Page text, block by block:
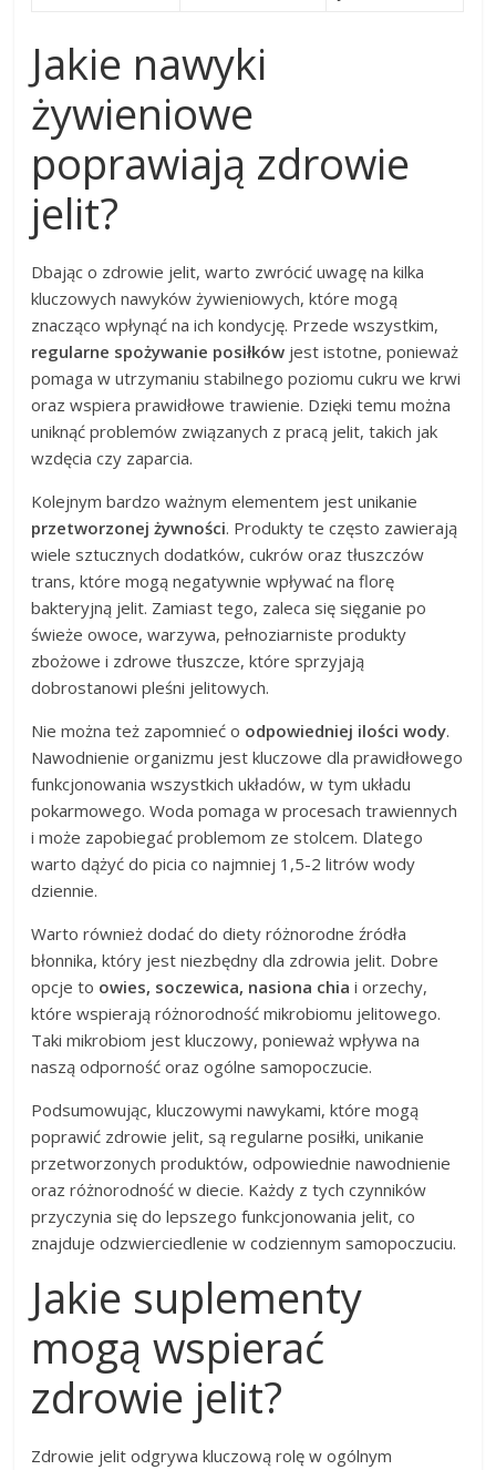
Jakie nawyki
żywieniowe
poprawiają zdrowie
jelit?
Dbając o zdrowie jelit, warto zwrócić uwagę na kilka
kluczowych nawyków żywieniowych, które mogą
znacząco wpłynąć na ich kondycję. Przede wszystkim,
regularne spożywanie posiłków jest istotne, ponieważ
pomaga w utrzymaniu stabilnego poziomu cukru we krwi
oraz wspiera prawidłowe trawienie. Dzięki temu można
uniknąć problemów związanych z pracą jelit, takich jak
wzdęcia czy zaparcia.
Kolejnym bardzo ważnym elementem jest unikanie
przetworzonej żywności. Produkty te często zawierają
wiele sztucznych dodatków, cukrów oraz tłuszczów
trans, które mogą negatywnie wpływać na florę
bakteryjną jelit. Zamiast tego, zaleca się sięganie po
świeże owoce, warzywa, pełnoziarniste produkty
zbożowe i zdrowe tłuszcze, które sprzyjają
dobrostanowi pleśni jelitowych.
Nie można też zapomnieć o odpowiedniej ilości wody.
Nawodnienie organizmu jest kluczowe dla prawidłowego
funkcjonowania wszystkich układów, w tym układu
pokarmowego. Woda pomaga w procesach trawiennych
i może zapobiegać problemom ze stolcem. Dlatego
warto dążyć do picia co najmniej 1,5-2 litrów wody
dziennie.
Warto również dodać do diety różnorodne źródła
błonnika, który jest niezbędny dla zdrowia jelit. Dobre
opcje to owies, soczewica, nasiona chia i orzechy,
które wspierają różnorodność mikrobiomu jelitowego.
Taki mikrobiom jest kluczowy, ponieważ wpływa na
naszą odporność oraz ogólne samopoczucie.
Podsumowując, kluczowymi nawykami, które mogą
poprawić zdrowie jelit, są regularne posiłki, unikanie
przetworzonych produktów, odpowiednie nawodnienie
oraz różnorodność w diecie. Każdy z tych czynników
przyczynia się do lepszego funkcjonowania jelit, co
znajduje odzwierciedlenie w codziennym samopoczuciu.
Jakie suplementy
mogą wspierać
zdrowie jelit?
Zdrowie jelit odgrywa kluczową rolę w ogólnym